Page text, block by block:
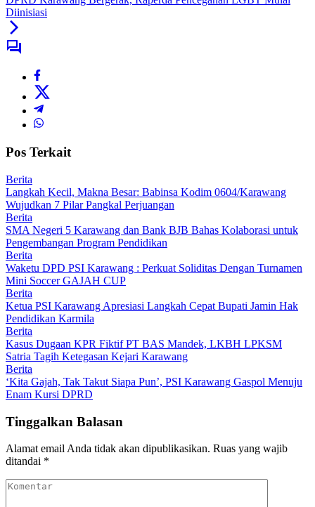
Diinisiasi
Pos Terkait
Berita
Langkah Kecil, Makna Besar: Babinsa Kodim 0604/Karawang
Wujudkan 7 Pilar Pangkal Perjuangan
Berita
SMA Negeri 5 Karawang dan Bank BJB Bahas Kolaborasi untuk
Pengembangan Program Pendidikan
Berita
Waketu DPD PSI Karawang : Perkuat Soliditas Dengan Turnamen
Mini Soccer GAJAH CUP
Berita
Ketua PSI Karawang Apresiasi Langkah Cepat Bupati Jamin Hak
Pendidikan Karmila
Berita
Kasus Dugaan KPR Fiktif PT BAS Mandek, LKBH LPKSM
Satria Tagih Ketegasan Kejari Karawang
Berita
‘Kita Gajah, Tak Takut Siapa Pun’, PSI Karawang Gaspol Menuju
Enam Kursi DPRD
Tinggalkan Balasan
Alamat email Anda tidak akan dipublikasikan. Ruas yang wajib
ditandai *